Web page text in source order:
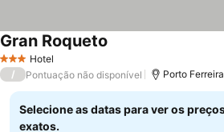
3 EstrelasHotel
Gran Roqueto
/ Pontuação não disponível Porto
Selecione as datas para ver os
exatos.